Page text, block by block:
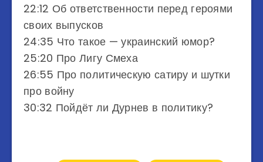
22:12 Об ответственности перед героями
своих выпусков
24:35 Что такое — украинский юмор?
25:20 Про Лигу Смеха
26:55 Про политическую сатиру и шутки
про войну
30:32 Пойдёт ли Дурнев в политику?